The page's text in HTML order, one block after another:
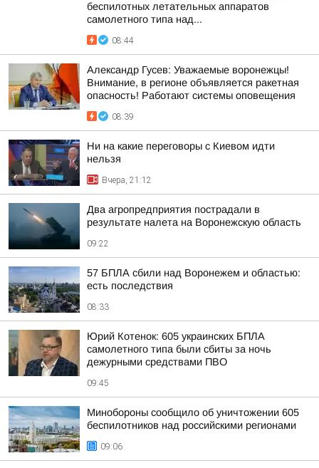
беспилотных летательных аппаратов
самолетного типа над...
08:44
Александр Гусев: Уважаемые воронежцы!
Внимание, в регионе объявляется ракетная
опасность! Работают системы оповещения
08:39
Ни на какие переговоры с Киевом идти
нельзя
Вчера, 21:12
Два агропредприятия пострадали в
результате налета на Воронежскую область
09:22
57 БПЛА сбили над Воронежем и областью:
есть последствия
08:33
Юрий Котенок: 605 украинских БПЛА
самолетного типа были сбиты за ночь
дежурными средствами ПВО
09:45
Минобороны сообщило об уничтожении 605
беспилотников над российскими регионами
09:06